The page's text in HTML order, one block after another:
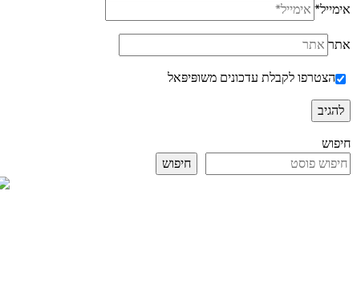
אימייל*
אתר
הצטרפו לקבלת עדכונים משופּיפּאל
חיפוש
חיפוש